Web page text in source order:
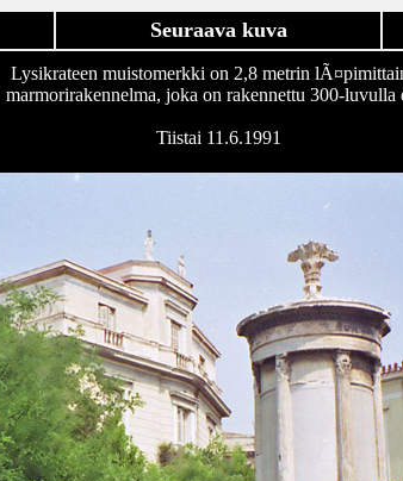
Seuraava kuva
Lysikrateen muistomerkki on 2,8 metrin
marmorirakennelma, joka on rakennettu 300-luvulla
Tiistai 11.6.1991